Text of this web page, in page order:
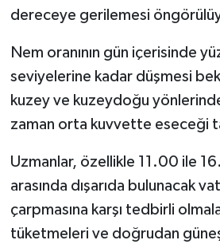
dereceye gerilemesi
Nem oranının gün içerisinde
seviyelerine kadar düşmesi
kuzey ve kuzeydoğu
zaman orta kuvvette eseceği
Uzmanlar, özellikle 11.00 ile
arasında dışarıda bulunacak
çarpmasına karşı tedbirli
tüketmeleri ve doğrudan güneş